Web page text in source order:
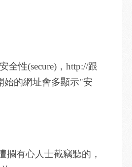
性(secure)，http://跟
始的網址會多顯示"安
有心人士截竊聽的，